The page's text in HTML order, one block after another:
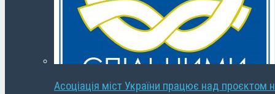
Асоціація міст України працює над проєктом